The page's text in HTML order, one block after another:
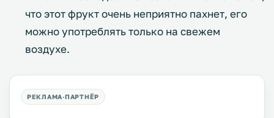
что этот фрукт очень неприятно пахнет, его
можно употреблять только на свежем
воздухе.